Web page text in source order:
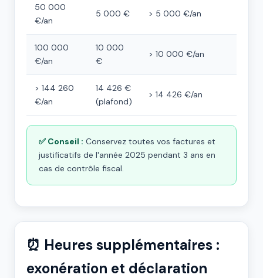
50 000
€/an
5 000 € > 5 000 €/an
100 000
€/an
10 000
€
> 10 000 €/an
> 144 260
€/an
14 426 €
(plafond)
> 14 426 €/an
✅ Conseil : Conservez toutes vos factures et
justificatifs de l'année 2025 pendant 3 ans en
cas de contrôle fiscal.
⏰ Heures supplémentaires :
exonération et déclaration